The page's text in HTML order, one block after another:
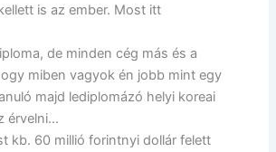
is az ember. Most itt
de minden cég más és a
miben vagyok én jobb mint egy
majd lediplomázó helyi koreai
érvelni…
kb. 60 millió forintnyi dollár felett